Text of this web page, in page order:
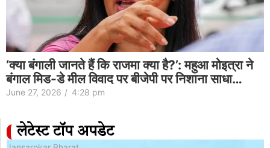
‘क्या बंगाली जानते हैं कि राजमा क्या है?’: महुआ मोइत्रा ने
बंगाल मिड-डे मील विवाद पर बीजेपी पर निशाना साधा…
June 27, 2026 / 4:28 pm
लेटेस्ट टॉप अपडेट